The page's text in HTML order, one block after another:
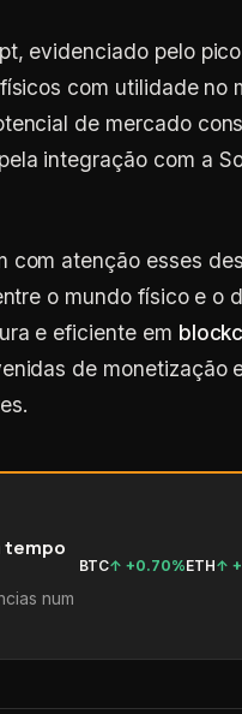
evidenciado pelo
com utilidade no
de mercado
integração com a
com atenção esses
o mundo físico e o
e eficiente em
de monetização
tempo
num
BTC↑ +0.70%ETH↑